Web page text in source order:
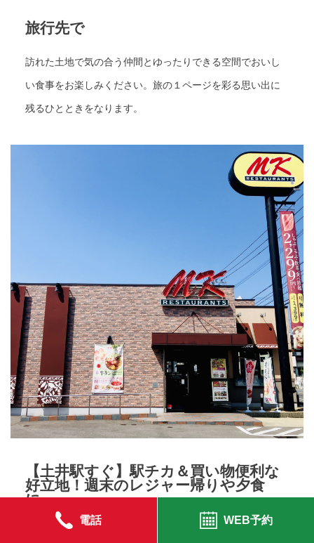
旅行先で
訪れた土地で気の合う仲間とゆったりできる空間でおいし
い食事をお楽しみください。旅の１ページを彩る思い出に
残るひとときをなります。
【土井駅すぐ】駅チカ＆買い物便利な
好立地！週末のレジャー帰りや夕食
に。
電話 WEB予約